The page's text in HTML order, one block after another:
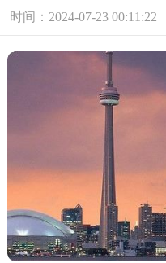
时间：2024-07-23 00:11:22